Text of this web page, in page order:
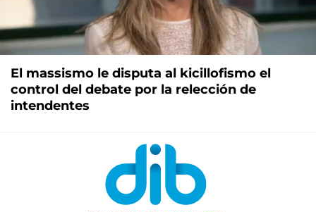
El massismo le disputa al kicillofismo el
control del debate por la relección de
intendentes